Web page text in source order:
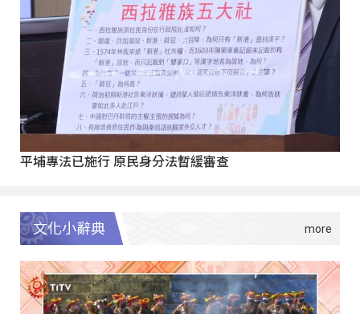
平埔專法已施行 原民身分法暫緩審查
文化小辭典